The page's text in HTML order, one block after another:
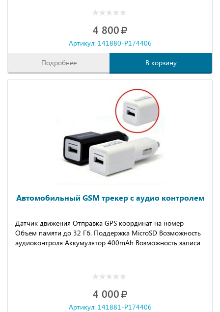
4 800
Артикул: 141880-P174406
Подробнее В корзину
Автомобильный GSM трекер с аудио контролем
Датчик движения Отправка GPS координат на номер
Объем памяти до 32 Гб. Поддержка MicroSD Возможность
аудиоконтроля Аккумулятор 400mAh Возможность записи
4 000
Артикул: 141881-P174406